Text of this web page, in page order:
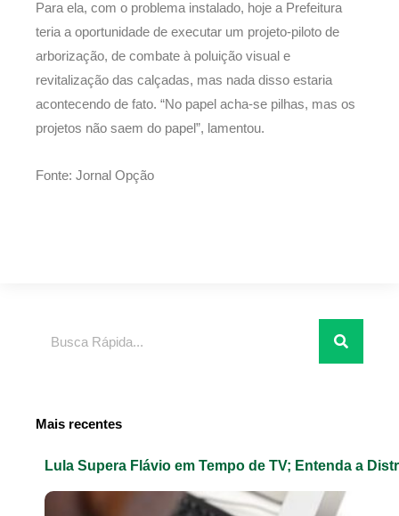
Para ela, com o problema instalado, hoje a Prefeitura
teria a oportunidade de executar um projeto-piloto de
arborização, de combate à poluição visual e
revitalização das calçadas, mas nada disso estaria
acontecendo de fato. “No papel acha-se pilhas, mas os
projetos não saem do papel”, lamentou.
Fonte: Jornal Opção
Mais recentes
Lula Supera Flávio em Tempo de TV; Entenda a